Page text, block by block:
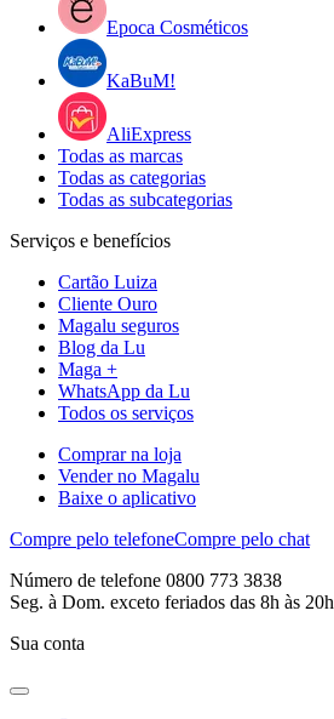
Epoca Cosméticos
KaBuM!
AliExpress
Todas as marcas
Todas as categorias
Todas as subcategorias
Serviços e benefícios
Cartão Luiza
Cliente Ouro
Magalu seguros
Blog da Lu
Maga +
WhatsApp da Lu
Todos os serviços
Comprar na loja
Vender no Magalu
Baixe o aplicativo
Compre pelo telefoneCompre pelo chat
Número de telefone 0800 773 3838
Seg. à Dom. exceto feriados das 8h às 20h
Sua conta